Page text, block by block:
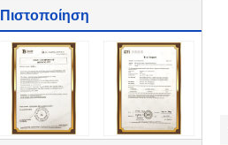
Πιστοποίηση